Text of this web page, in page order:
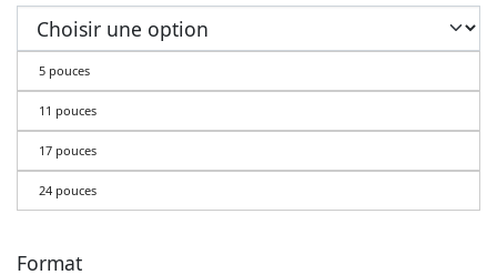
5 pouces
11 pouces
17 pouces
24 pouces
Format